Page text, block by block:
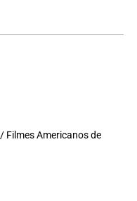
Filmes Americanos de